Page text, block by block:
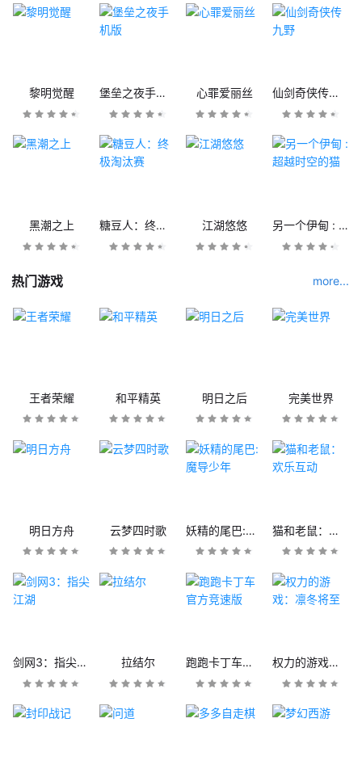
黎明觉醒 堡垒之夜手机版 心罪爱丽丝 仙剑奇侠传九野
黑潮之上 糖豆人：终极淘汰赛 江湖悠悠 另一个伊甸 : 超越时空的猫
热门游戏 more...
王者荣耀 和平精英 明日之后 完美世界
明日方舟 云梦四时歌 妖精的尾巴:魔导少年 猫和老鼠：欢乐互动
剑网3：指尖江湖 拉结尔 跑跑卡丁车官方竞速版 权力的游戏：凛冬将至